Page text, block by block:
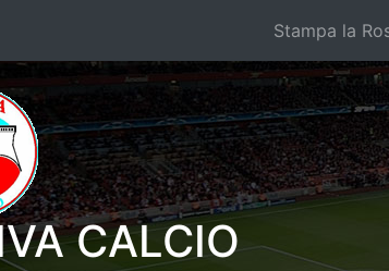
Stampa la
CALCIO